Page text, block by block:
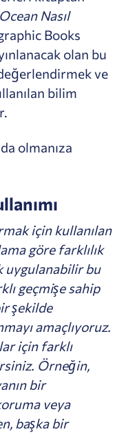
Nasıl
Books
olan bu
ve
bilim
olmanıza
için kullanılan
göre farklılık
uygulanabilir bu
geçmişe sahip
şekilde
amaçlıyoruz.
için farklı
Örneğin,
bir
veya
başka bir